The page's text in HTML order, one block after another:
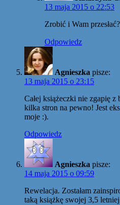
13 maja 2015 o 22:53
Zrobić i Wam przesłać?
Odpowiedz
Agnieszka pisze:
13 maja 2015 o 23:15
Całej książeczki nie zgapię
kilka stron na pewno! Jest
moje :).
Odpowiedz
Agnieszka pisze:
14 maja 2015 o 09:59
Rewelacja. Zostałam
taką książkę swojej 3,5